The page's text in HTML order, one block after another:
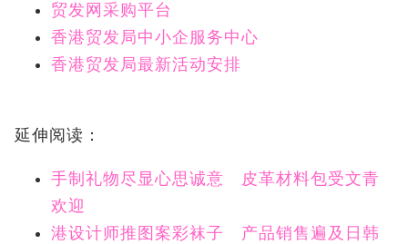
贸发网采购平台
香港贸发局中小企服务中心
香港贸发局最新活动安排
延伸阅读：
手制礼物尽显心思诚意 皮革材料包受文青
欢迎
港设计师推图案彩袜子 产品销售遍及日韩